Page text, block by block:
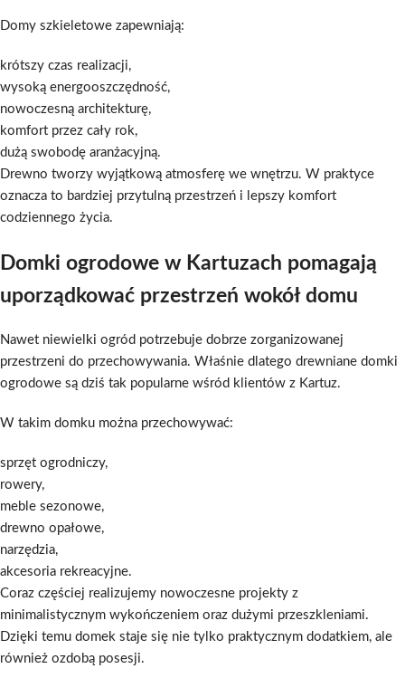
Domy szkieletowe zapewniają:
krótszy czas realizacji,
wysoką energooszczędność,
nowoczesną architekturę,
komfort przez cały rok,
dużą swobodę aranżacyjną.
Drewno tworzy wyjątkową atmosferę we wnętrzu. W praktyce
oznacza to bardziej przytulną przestrzeń i lepszy komfort
codziennego życia.
Domki ogrodowe w Kartuzach pomagają
uporządkować przestrzeń wokół domu
Nawet niewielki ogród potrzebuje dobrze zorganizowanej
przestrzeni do przechowywania. Właśnie dlatego drewniane domki
ogrodowe są dziś tak popularne wśród klientów z Kartuz.
W takim domku można przechowywać:
sprzęt ogrodniczy,
rowery,
meble sezonowe,
drewno opałowe,
narzędzia,
akcesoria rekreacyjne.
Coraz częściej realizujemy nowoczesne projekty z
minimalistycznym wykończeniem oraz dużymi przeszkleniami.
Dzięki temu domek staje się nie tylko praktycznym dodatkiem, ale
również ozdobą posesji.